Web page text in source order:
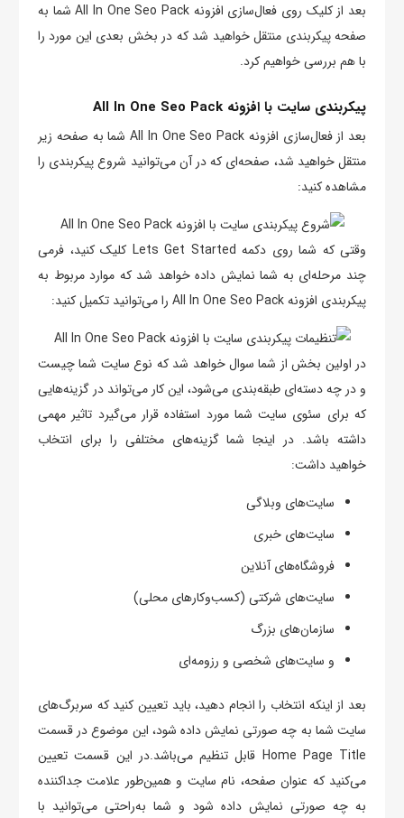
بعد از کلیک روی فعال‌سازی افزونه All In One Seo Pack شما به
صفحه پیکربندی منتقل خواهید شد که در بخش بعدی این مورد را
با هم بررسی خواهیم کرد.
پیکربندی سایت با افزونه All In One Seo Pack
بعد از فعال‌سازی افزونه All In One Seo Pack شما به صفحه زیر
منتقل خواهید شد، صفحه‌ای که در آن می‌توانید شروع پیکربندی را
مشاهده کنید:
وقتی که شما روی دکمه Lets Get Started کلیک کنید، فرمی
چند مرحله‌ای به شما نمایش داده خواهد شد که موارد مربوط به
پیکربندی افزونه All In One Seo Pack را می‌توانید تکمیل کنید:
در اولین بخش از شما سوال خواهد شد که نوع سایت شما چیست
و در چه دسته‌ای طبقه‌بندی می‌شود، این کار می‌تواند در گزینه‌هایی
که برای سئوی سایت شما مورد استفاده قرار می‌گیرد تاثیر مهمی
داشته باشد. در اینجا شما گزینه‌های مختلفی را برای انتخاب
خواهید داشت:
سایت‌های وبلاگی
سایت‌های خبری
فروشگاه‌های آنلاین
سایت‌های شرکتی (کسب‌وکارهای محلی)
سازمان‌های بزرگ
و سایت‌های شخصی و رزومه‌ای
بعد از اینکه انتخاب را انجام دهید، باید تعیین کنید که سربرگ‌های
سایت شما به چه صورتی نمایش داده شود، این موضوع در قسمت
Home Page Title قابل تنظیم می‌باشد.در این قسمت تعیین
می‌کنید که عنوان صفحه، نام سایت و همین‌طور علامت جداکننده
به چه صورتی نمایش داده شود و شما به‌راحتی می‌توانید با